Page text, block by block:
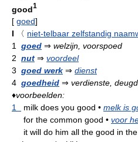
good1
[ goed]
I
〈 niet-telbaar zelfstandig
1 goed ⇒ welzijn, voorspoed
2 nut ⇒ voordeel
3 goed werk ⇒ dienst
4 goedheid ⇒ verdienste,
♦voorbeelden:
1
milk does you good • melk is
for the common good • voor
it will do him all the good in the